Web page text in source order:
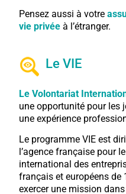
Pensez aussi à votre
vie privée à l’étranger.
Le VIE
Le Volontariat
une opportunité pour les
une expérience
Le programme VIE est
l’agence française pour
international des
français et européens
exercer une mission